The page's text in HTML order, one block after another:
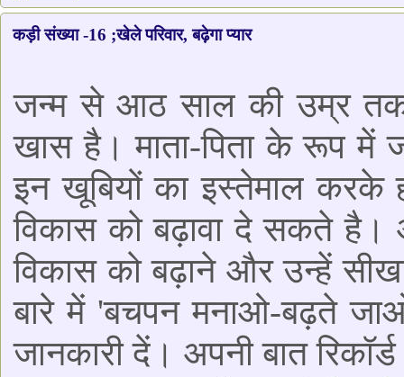
कड़ी संख्या -16 ;खेले परिवार, बढ़ेगा प्यार
जन्म से आठ साल की उम्र
खास है। माता-पिता के रूप में
इन खूबियों का इस्तेमाल करके
विकास को बढ़ावा दे सकते
विकास को बढ़ाने और उन्हें
बारे में 'बचपन मनाओ-बढ़ते
जानकारी दें। अपनी बात